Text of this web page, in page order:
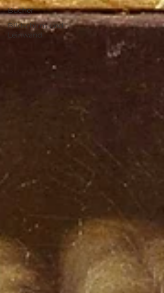
Bücher
Bildschirm und
Leinwand